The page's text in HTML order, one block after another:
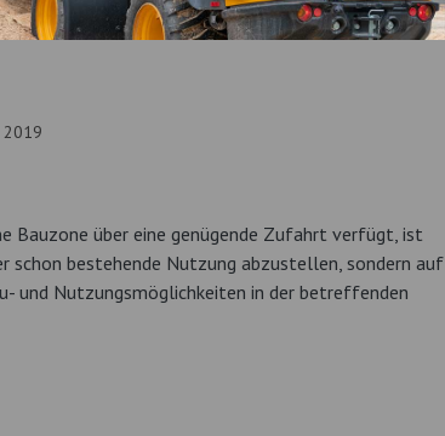
2019
Bauzone über eine genügende Zufahrt verfügt, ist
schon bestehende Nutzung abzustellen, sondern auf
und Nutzungsmöglichkeiten in der betreffenden